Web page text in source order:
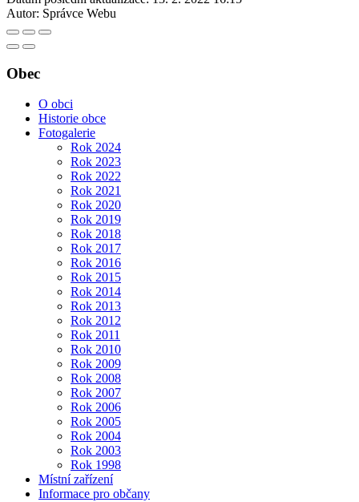
Autor: Správce Webu
Obec
O obci
Historie obce
Fotogalerie
Rok 2024
Rok 2023
Rok 2022
Rok 2021
Rok 2020
Rok 2019
Rok 2018
Rok 2017
Rok 2016
Rok 2015
Rok 2014
Rok 2013
Rok 2012
Rok 2011
Rok 2010
Rok 2009
Rok 2008
Rok 2007
Rok 2006
Rok 2005
Rok 2004
Rok 2003
Rok 1998
Místní zařízení
Informace pro občany